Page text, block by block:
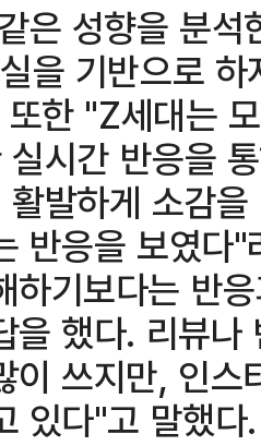
은 성향을 분
을 기반으로
한 "Z세대는
시간 반응을
발하게 소감
반응을 보였다
하기보다는 반
을 했다. 리뷰
이 쓰지만, 인
있다"고 말했다.